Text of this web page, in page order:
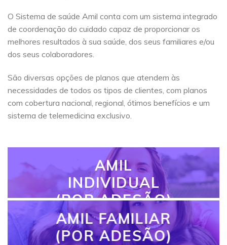
O Sistema de saúde Amil conta com um sistema integrado
de coordenação do cuidado capaz de proporcionar os
melhores resultados à sua saúde, dos seus familiares e/ou
dos seus colaboradores.
São diversas opções de planos que atendem às
necessidades de todos os tipos de clientes, com planos
com cobertura nacional, regional, ótimos benefícios e um
sistema de telemedicina exclusivo.
AMIL
INDIVIDUAL
(POR ADESÃO)
AMIL FAMILIAR
(POR ADESÃO)